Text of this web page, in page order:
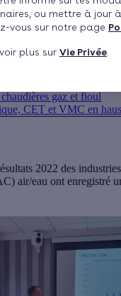
ou mettre à jour
vous sur notre page
plus sur Vie Privée
le 02/02/2023 à
gaz et fioul
CET et VMC en
2022 des
air/eau ont enregistré